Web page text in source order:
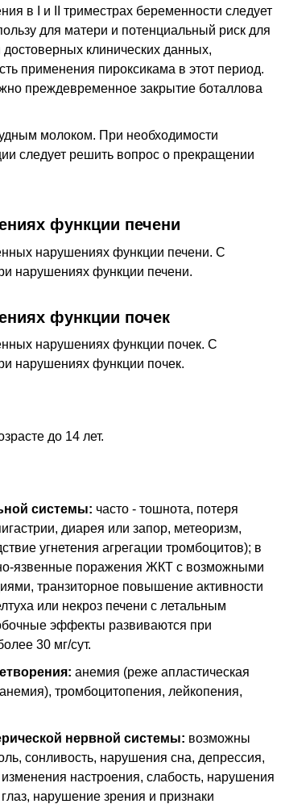
в I и II триместрах беременности следует
для матери и потенциальный риск для
достоверных клинических данных,
применения пироксикама в этот период.
преждевременное закрытие боталлова
молоком. При необходимости
следует решить вопрос о прекращении
функции печени
нарушениях функции печени. С
нарушениях функции печени.
функции почек
нарушениях функции почек. С
нарушениях функции почек.
до 14 лет.
системы: часто - тошнота, потеря
диарея или запор, метеоризм,
угнетения агрегации тромбоцитов); в
язвенные поражения ЖКТ с возможными
транзиторное повышение активности
или некроз печени с летальным
эффекты развиваются при
30 мг/сут.
анемия (реже апластическая
тромбоцитопения, лейкопения,
нервной системы: возможны
сонливость, нарушения сна, депрессия,
настроения, слабость, нарушения
глаз, нарушение зрения и признаки